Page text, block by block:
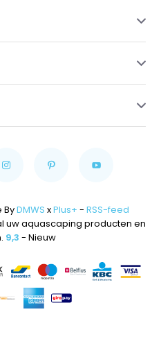
ByDMWS xPlus+ - RSS-feed
uw aquascaping producten en
9,3 - Nieuw